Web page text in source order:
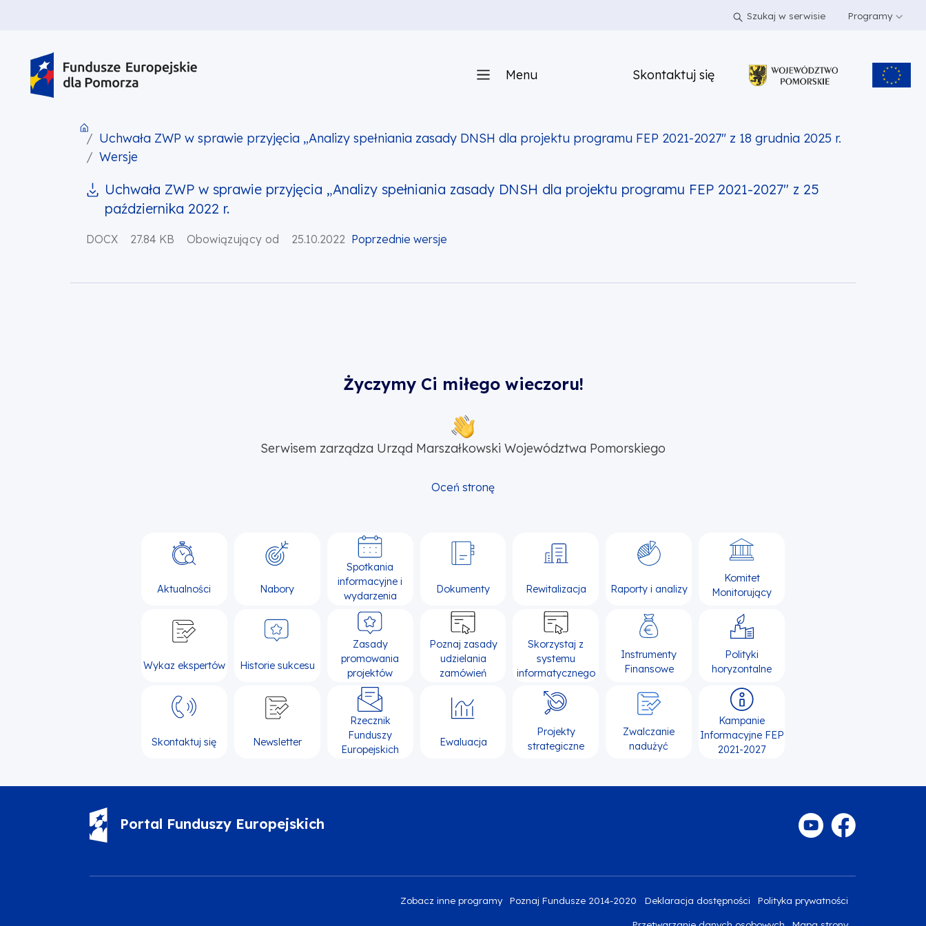
Szukaj w serwisie Programy
Menu Skontaktuj się
Uchwała ZWP w sprawie przyjęcia „Analizy spełniania zasady DNSH dla projektu programu FEP 2021-2027" z 18 grudnia 2025 r.
Wersje
Uchwała ZWP w sprawie przyjęcia „Analizy spełniania zasady DNSH dla projektu programu FEP 2021-2027" z 25
października 2022 r.
DOCX 27.84 KB Obowiązujący od 25.10.2022 Poprzednie wersje
Życzymy Ci miłego wieczoru!
Serwisem zarządza Urząd Marszałkowski Województwa Pomorskiego
Oceń stronę
Aktualności Nabory
Spotkania
informacyjne i
wydarzenia
Dokumenty Rewitalizacja Raporty i analizy
Komitet
Monitorujący
Wykaz ekspertów Historie sukcesu
Zasady
promowania
projektów
Poznaj zasady
udzielania
zamówień
Skorzystaj z
systemu
informatycznego
Instrumenty
Finansowe
Polityki
horyzontalne
Skontaktuj się Newsletter
Rzecznik
Funduszy
Europejskich
Ewaluacja
Projekty
strategiczne
Zwalczanie
nadużyć
Kampanie
Informacyjne FEP
2021-2027
Portal Funduszy Europejskich
Zobacz inne programy Poznaj Fundusze 2014-2020 Deklaracja dostępności Polityka prywatności